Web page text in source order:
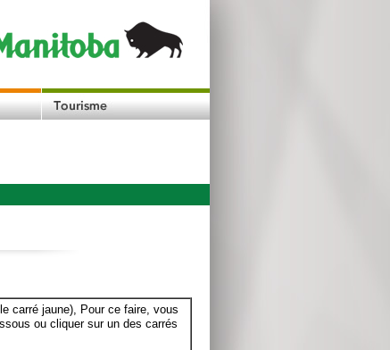
carré jaune), Pour ce faire, vous
ou cliquer sur un des carrés